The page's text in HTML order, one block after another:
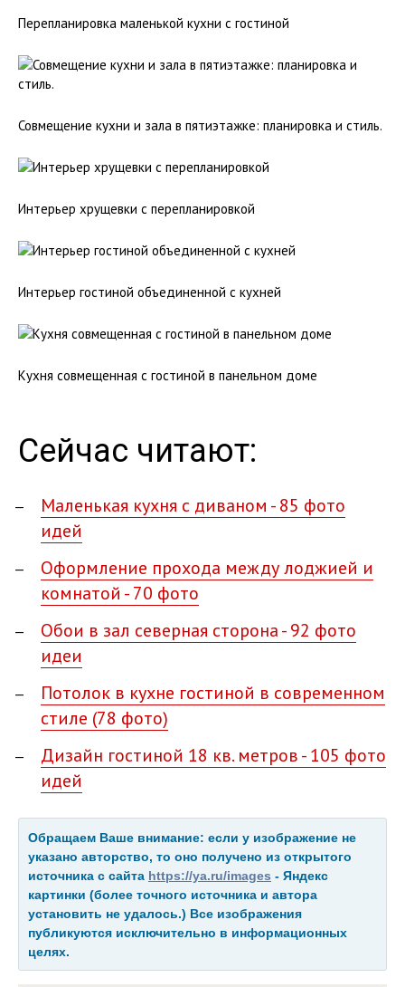
Перепланировка маленькой кухни с гостиной
Совмещение кухни и зала в пятиэтажке: планировка и стиль.
Интерьер хрущевки с перепланировкой
Интерьер гостиной объединенной с кухней
Кухня совмещенная с гостиной в панельном доме
Сейчас читают:
Маленькая кухня с диваном - 85 фото
идей
Оформление прохода между лоджией и
комнатой - 70 фото
Обои в зал северная сторона - 92 фото
идеи
Потолок в кухне гостиной в современном
стиле (78 фото)
Дизайн гостиной 18 кв. метров - 105 фото
идей
Обращаем Ваше внимание: если у изображение не
указано авторство, то оно получено из открытого
источника с сайта https://ya.ru/images - Яндекс
картинки (более точного источника и автора
установить не удалось.) Все изображения
публикуются исключительно в информационных
целях.